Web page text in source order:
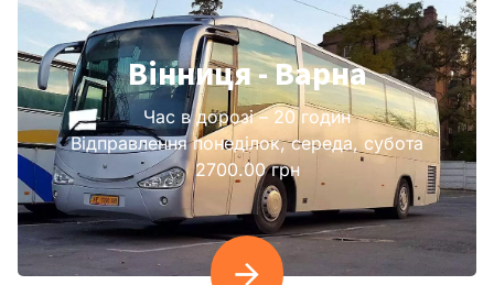
Вінниця - Варна
Час в дорозі – 20 годин
Відправлення понеділок, середа, субота
2700.00 грн